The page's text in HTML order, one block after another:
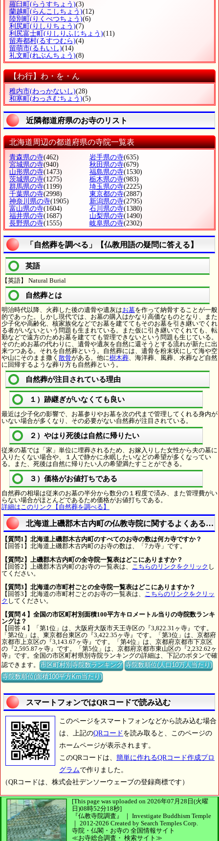
羅臼町 (らうすちょう)(3)
蘭越町 (らんこしちょう)(12)
陸別町 (りくべつちょう)(6)
利尻町 (りしりちょう)(7)
利尻富士町 (りしりふじちょう)(11)
留寿都村(るすつむら)(4)
留萌市(るもいし)(14)
礼文町 (れぶんちょう)(8)
【わ行】わ・を・ん
稚内市(わっかないし)(28)
和寒町 (わっさむちょう)(5)
近隣都道府県のお寺のリスト
北海道周辺の都道府県の寺院一覧表
青森県の寺(462) 岩手県の寺(635)
宮城県の寺(940) 秋田県の寺(679)
山形県の寺(1473) 福島県の寺(1530)
茨城県の寺(1275) 栃木県の寺(983)
群馬県の寺(1199) 埼玉県の寺(2225)
千葉県の寺(2998) 東京都の寺(2887)
神奈川県の寺(1905) 新潟県の寺(2795)
富山県の寺(1604) 石川県の寺(1380)
福井県の寺(1687) 山梨県の寺(1490)
長野県の寺(1555) 岐阜県の寺(2302)
「自然葬を調べる」【仏教用語の疑問に答える】
英語
【英語】 Natural Burial
自然葬とは
明治時代以降、火葬した後の遺骨や遺灰はお墓を作って納骨することが一般
的であった。しかし現代では、お墓の購入はかなり高価なものとなり、また
少子化や高齢化、核家族化などでお墓を建ててもそのお墓を引き継いでくれ
る者がいないという問題も生まれている。また仮に引き継いでくれても、転
勤などで遠方のためお墓を建てても管理できないという問題も生じている。
そのためお墓の代わりに、遺骨や遺灰を自然に還そうとする流れが新たに出
来つつある。それを自然葬という。自然葬には、遺骨を粉末状にして海や空
や山にそのまま撒く 散骨がある。他に樹木葬、海洋葬、風葬、水葬など自然
に回帰するような葬り方も自然葬という。
自然葬が注目されている理由
１）跡継ぎがいなくても良い
最近は少子化の影響で、お墓参りやお墓を次の代まで管理してくれる身内が
いない場合が多くなり、その必要がない自然葬が注目されている。
２）やはり死後は自然に帰りたい
従来の墓では「家」単位に埋葬されるため、お嫁入りした女性から夫の墓に
入りたくない場合や、１人で静かに永眠したいなどの希望が多くなってい
る。また、死後は自然に帰りたい人の希望満たすことができる。
３）価格がお値打ちである
自然葬の相場は従来のお墓の半分から数分の１程度で済み、また管理費がい
らない場合がほとんどであるため価格がお値打ちである。
詳細はこのリンク【自然葬を調べる】
北海道上磯郡木古内町の仏教寺院に関するよくある質
【質問1】北海道上磯郡木古内町のすべてのお寺の数は何カ寺ですか？
【回答1】北海道上磯郡木古内町のお寺の数は、「7カ寺」です。
【質問2】上磯郡木古内町の全寺院一覧表はどこにありますか？
【回答2】上磯郡木古内町のお寺の一覧表は、 こちらのリンクをクリック し
てください。
【質問3】北海道の市町村ごとの全寺院一覧表はどこにありますか？
【回答3】北海道の市町村ごとのお寺の一覧表は、 こちらのリンクをクリッ
ク してください。
【質問４】全国の市区町村別面積100平方キロメートル当りの寺院数ランキ
ングは？
【回答４】「第1位」は、大阪府大阪市天王寺区の『3,822.31ヶ寺』です。
「第2位」は、東京都台東区の『3,422.35ヶ寺』です。「第3位」は、京都府
京都市上京区の『3,143.67ヶ寺』です。「第4位」は、京都府京都市下京区
の『2,595.87ヶ寺』です。「第5位」は、京都府京都市東山区の『2,232.62ヶ
寺』です。全国の市区町村県別寺院ランキングの詳細は、下記のボタンで確
認できます。市区町村別寺院数ランキング 寺院数順位(人口10万人当たり)
寺院数順位(面積100平方Km当たり)
スマートフォンではQRコードで読み込む
このページをスマートフォンなどから読み込む場合
は、上記のQRコード を読み取ると、このページの
ホームページが表示されます。
このQRコードは、 簡単に作れるQRコード作成プロ
グラムで作りました。
（QRコードは、株式会社デンソーウェーブの登録商標です）
[This page was uploaded on 2026年07月28日(火曜
日)08時52分18秒]
『仏教寺院調査』 ｜ Investigate Buddhism Temple
｜ 2012-2026 Created by Search Temples Corp.
寺院・仏閣・お寺の 全国情報サイト
≪お寺総合調査・ 検索サイト≫